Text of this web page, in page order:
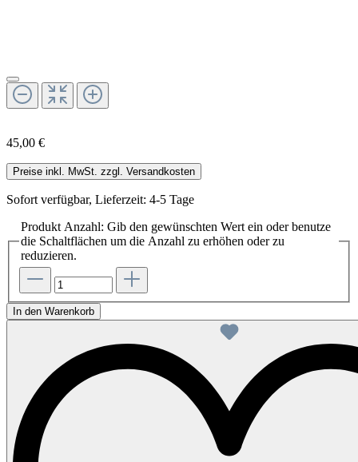
45,00 €
Preise inkl. MwSt. zzgl. Versandkosten
Sofort verfügbar, Lieferzeit: 4-5 Tage
Produkt Anzahl: Gib den gewünschten Wert ein oder benutze
die Schaltflächen um die Anzahl zu erhöhen oder zu
reduzieren.
In den Warenkorb